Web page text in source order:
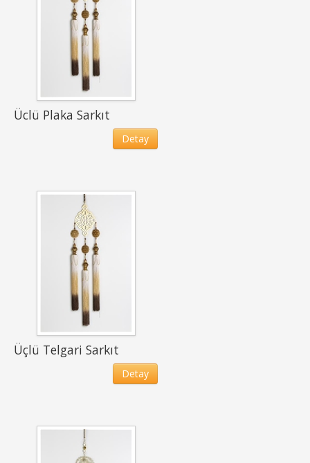
Üclü Plaka Sarkıt
Detay
Üçlü Telgari Sarkıt
Detay